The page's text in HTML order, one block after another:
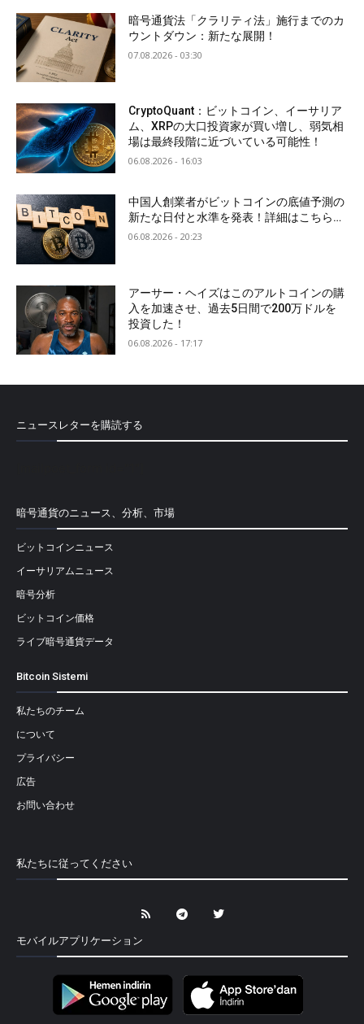
暗号通貨法「クラリティ法」施行までのカ
ウントダウン：新たな展開！
07.08.2026 - 03:30
CryptoQuant：ビットコイン、イーサリア
ム、XRPの大口投資家が買い増し、弱気相
場は最終段階に近づいている可能性！
06.08.2026 - 16:03
中国人創業者がビットコインの底値予測の
新たな日付と水準を発表！詳細はこちら…
06.08.2026 - 20:23
アーサー・ヘイズはこのアルトコインの購
入を加速させ、過去5日間で200万ドルを
投資した！
06.08.2026 - 17:17
ニュースレターを購読する
暗号通貨のニュース、分析、市場
ビットコインニュース
イーサリアムニュース
暗号分析
ビットコイン価格
ライブ暗号通貨データ
Bitcoin Sistemi
私たちのチーム
について
プライバシー
広告
お問い合わせ
私たちに従ってください
モバイルアプリケーション